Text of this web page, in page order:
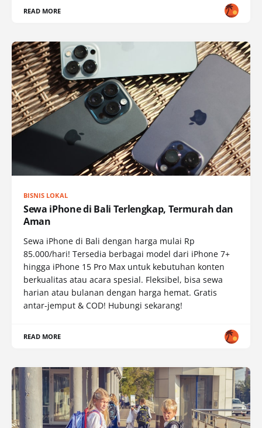
READ MORE
BISNIS LOKAL
Sewa iPhone di Bali Terlengkap, Termurah dan
Aman
Sewa iPhone di Bali dengan harga mulai Rp
85.000/hari! Tersedia berbagai model dari iPhone 7+
hingga iPhone 15 Pro Max untuk kebutuhan konten
berkualitas atau acara spesial. Fleksibel, bisa sewa
harian atau bulanan dengan harga hemat. Gratis
antar-jemput & COD! Hubungi sekarang!
READ MORE